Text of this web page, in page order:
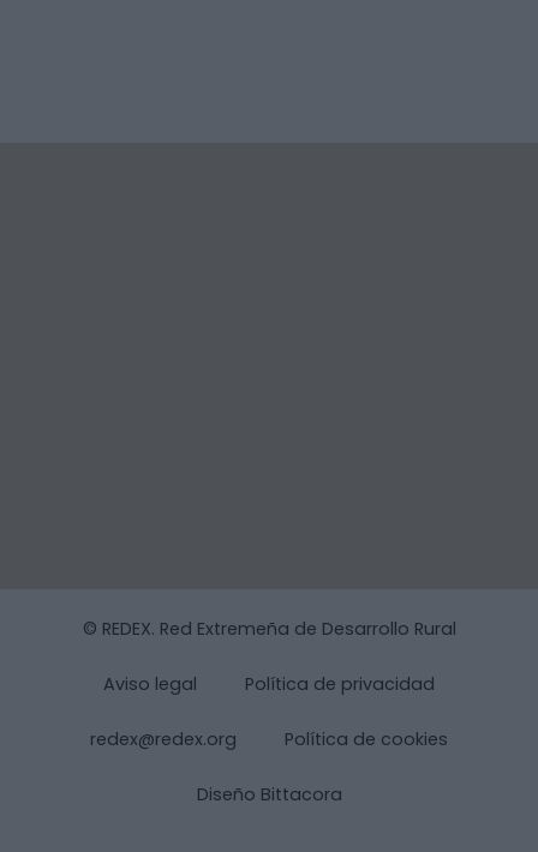
© REDEX. Red Extremeña de Desarrollo Rural
Aviso legal Política de privacidad
redex@redex.org Política de cookies
Diseño Bittacora